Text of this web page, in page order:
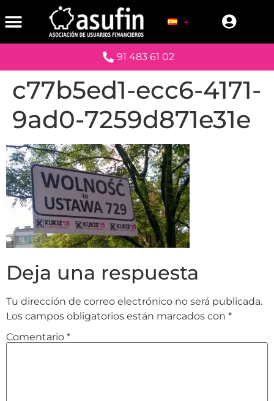
91 483 61 02
c77b5ed1-ecc6-4171-
9ad0-7259d871e31e
Deja una respuesta
Tu dirección de correo electrónico no será publicada.
Los campos obligatorios están marcados con *
Comentario *